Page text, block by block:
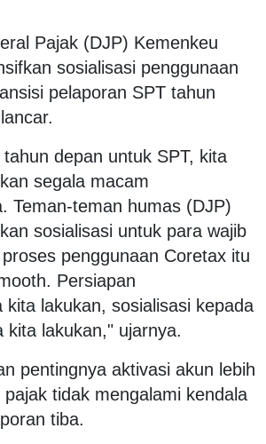
Pajak (DJP) Kemenkeu
sosialisasi penggunaan
pelaporan SPT tahun
depan untuk SPT, kita
segala macam
Teman-teman humas (DJP)
sosialisasi untuk para wajib
penggunaan Coretax itu
Persiapan
kita lakukan, sosialisasi kepada
kita lakukan," ujarnya.
pentingnya aktivasi akun lebih
tidak mengalami kendala
tiba.